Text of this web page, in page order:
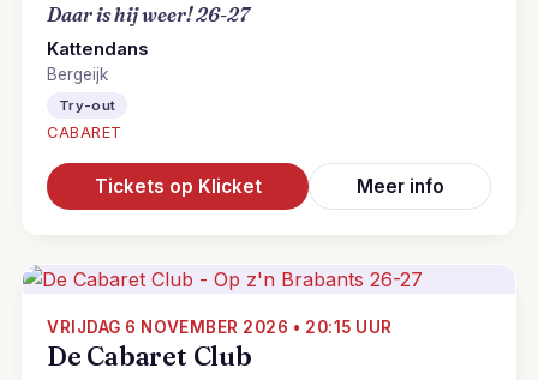
Daar is hij weer! 26-27
Kattendans
Bergeijk
Try-out
CABARET
Tickets op Klicket Meer info
VRIJDAG 6 NOVEMBER 2026 • 20:15 UUR
De Cabaret Club